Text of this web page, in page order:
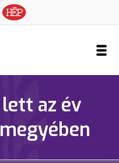
az év